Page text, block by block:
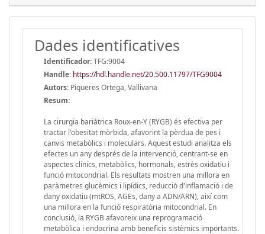
Dades identificatives
Identificador:TFG:9004
Handle: https://hdl.handle.net/20.500.11797/TFG9004
Autors: Piqueres Ortega, Vallivana
Resum:
La cirurgia bariàtrica Roux-en-Y (RYGB) és efectiva per
tractar l'obesitat mòrbida, afavorint la pèrdua de pes i
canvis metabòlics i moleculars. Aquest estudi analitza els
efectes un any després de la intervenció, centrant-se en
aspectes clínics, metabòlics, hormonals, estrès oxidatiu i
funció mitocondrial. Els resultats mostren una millora en
paràmetres glucèmics i lipídics, reducció d'inflamació i de
dany oxidatiu (mtROS, AGEs, dany a ADN/ARN), així com
una millora en la funció respiratòria mitocondrial. En
conclusió, la RYGB afavoreix una reprogramació
metabòlica i endocrina amb beneficis sistèmics importants.